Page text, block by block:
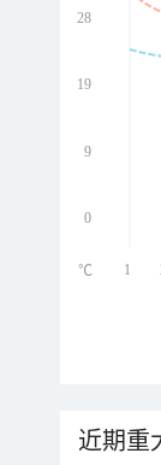
28
19
9
0
1
℃
近期重